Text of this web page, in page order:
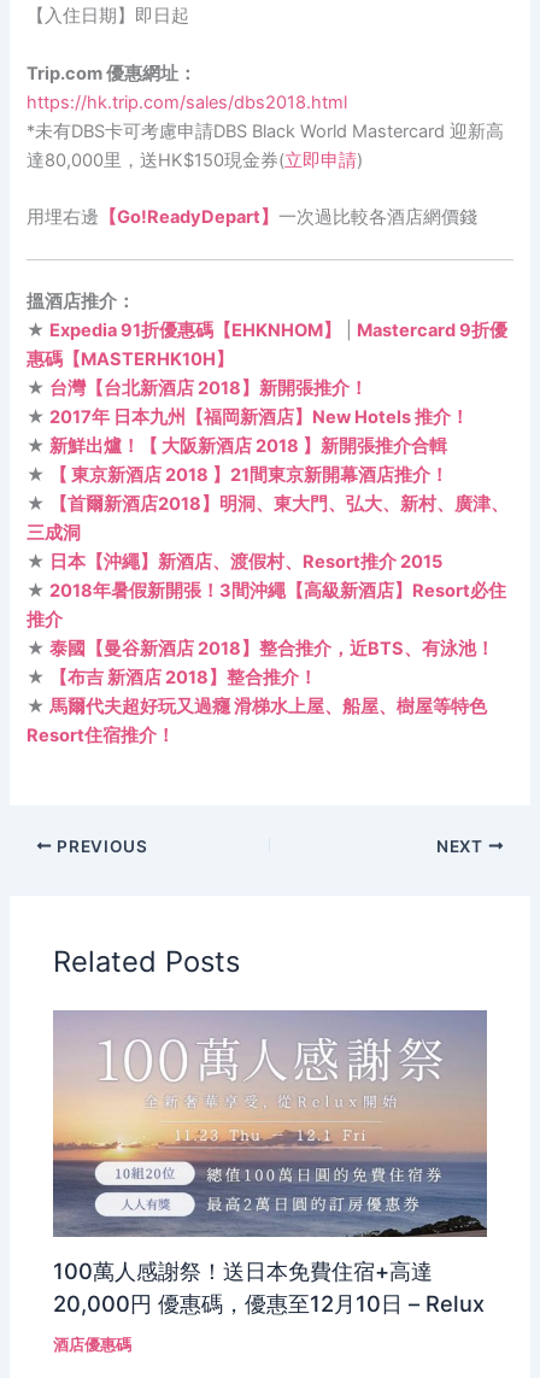
【入住日期】即日起
Trip.com 優惠網址：
https://hk.trip.com/sales/dbs2018.html
*未有DBS卡可考慮申請DBS Black World Mastercard 迎新高
達80,000里，送HK$150現金券(立即申請)
用埋右邊 【Go!ReadyDepart】一次過比較各酒店網價錢
搵酒店推介：
★ Expedia 91折優惠碼【EHKNHOM】
Mastercard 9折優
惠碼【MASTERHK10H】
★ 台灣【台北新酒店 2018】新開張推介！
★2017年 日本九州【福岡新酒店】New Hotels 推介！
★新鮮出爐！【 大阪新酒店 2018 】新開張推介合輯
★
【 東京新酒店 2018 】21間東京新開幕酒店推介！
★
【首爾新酒店2018】明洞、東大門、弘大、新村、廣津、
三成洞
★ 日本【沖繩】新酒店、渡假村、Resort推介 2015
★2018年暑假新開張！3間沖繩【高級新酒店】Resort必住
推介
★泰國【曼谷新酒店 2018】整合推介，近BTS、有泳池！
★
【布吉 新酒店 2018】整合推介！
★馬爾代夫超好玩又過癮 滑梯水上屋、船屋、樹屋等特色
Resort住宿推介！
PREVIOUS NEXT
Related Posts
100萬人感謝祭！送日本免費住宿+高達
20,000円 優惠碼，優惠至12月10日 – Relux
酒店優惠碼